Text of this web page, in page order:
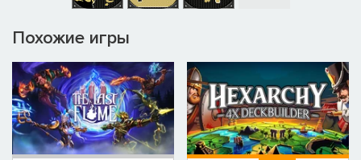
Похожие игры